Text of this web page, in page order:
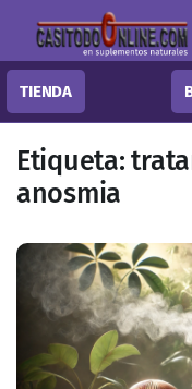
TIENDA
Etiqueta:
anosmia